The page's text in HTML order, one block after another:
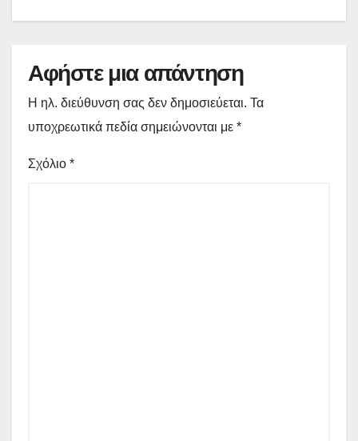
Αφήστε μια απάντηση
Η ηλ. διεύθυνση σας δεν δημοσιεύεται. Τα
υποχρεωτικά πεδία σημειώνονται με *
Σχόλιο *